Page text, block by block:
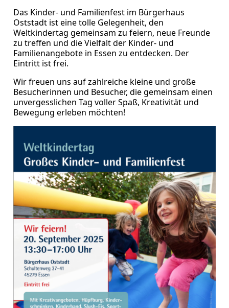
Das Kinder- und Familienfest im Bürgerhaus
Oststadt ist eine tolle Gelegenheit, den
Weltkindertag gemeinsam zu feiern, neue Freunde
zu treffen und die Vielfalt der Kinder- und
Familienangebote in Essen zu entdecken. Der
Eintritt ist frei.
Wir freuen uns auf zahlreiche kleine und große
Besucherinnen und Besucher, die gemeinsam einen
unvergesslichen Tag voller Spaß, Kreativität und
Bewegung erleben möchten!